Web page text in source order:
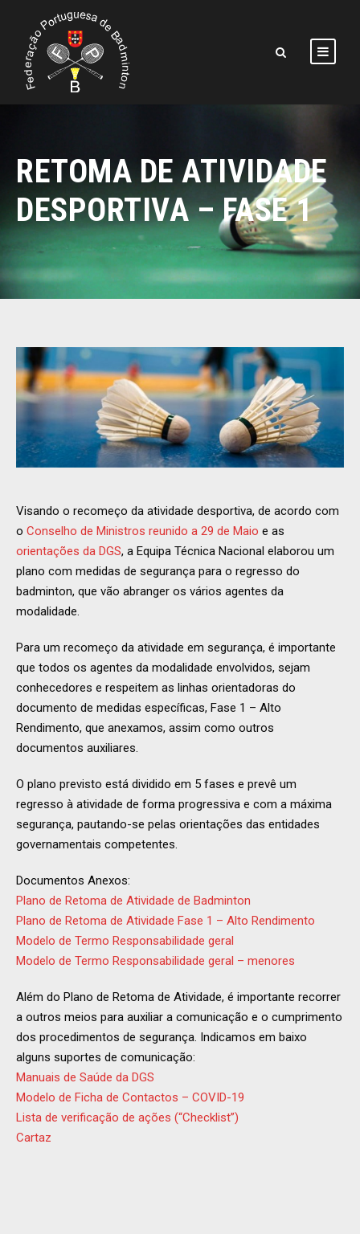
RETOMA DE ATIVIDADE
DESPORTIVA – FASE 1
Visando o recomeço da atividade desportiva, de acordo com
o Conselho de Ministros reunido a 29 de Maio e as
orientações da DGS, a Equipa Técnica Nacional elaborou um
plano com medidas de segurança para o regresso do
badminton, que vão abranger os vários agentes da
modalidade.
Para um recomeço da atividade em segurança, é importante
que todos os agentes da modalidade envolvidos, sejam
conhecedores e respeitem as linhas orientadoras do
documento de medidas específicas, Fase 1 – Alto
Rendimento, que anexamos, assim como outros
documentos auxiliares.
O plano previsto está dividido em 5 fases e prevê um
regresso à atividade de forma progressiva e com a máxima
segurança, pautando-se pelas orientações das entidades
governamentais competentes.
Documentos Anexos:
Plano de Retoma de Atividade de Badminton
Plano de Retoma de Atividade Fase 1 – Alto Rendimento
Modelo de Termo Responsabilidade geral
Modelo de Termo Responsabilidade geral – menores
Além do Plano de Retoma de Atividade, é importante recorrer
a outros meios para auxiliar a comunicação e o cumprimento
dos procedimentos de segurança. Indicamos em baixo
alguns suportes de comunicação:
Manuais de Saúde da DGS
Modelo de Ficha de Contactos – COVID-19
Lista de verificação de ações (“Checklist”)
Cartaz